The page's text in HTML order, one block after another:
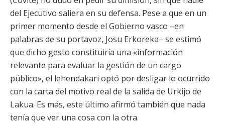
del Ejecutivo saliera en su defensa. Pese a que en un
primer momento desde el Gobierno vasco –en
palabras de su portavoz, Josu Erkoreka– se estimó
que dicho gesto constituiría una «información
relevante para evaluar la gestión de un cargo
público», el lehendakari optó por desligar lo ocurrido
con la carta del motivo real de la salida de Urkijo de
Lakua. Es más, este último afirmó también que nada
tenía que ver una cosa con la otra.